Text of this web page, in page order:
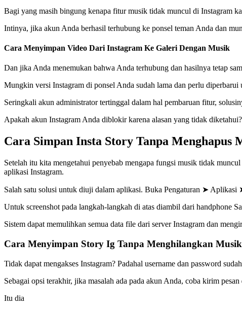
Bagi yang masih bingung kenapa fitur musik tidak muncul di Instagram
Intinya, jika akun Anda berhasil terhubung ke ponsel teman Anda dan
Cara Menyimpan Video Dari Instagram Ke Galeri Dengan Musik
Dan jika Anda menemukan bahwa Anda terhubung dan hasilnya tetap
Mungkin versi Instagram di ponsel Anda sudah lama dan perlu
Seringkali akun administrator tertinggal dalam hal pembaruan fitur,
Apakah akun Instagram Anda diblokir karena alasan yang tidak
Cara Simpan Insta Story Tanpa Menghapus
Setelah itu kita mengetahui penyebab mengapa fungsi musik tidak
aplikasi Instagram.
Salah satu solusi untuk diuji dalam aplikasi. Buka Pengaturan ➤
Untuk screenshot pada langkah-langkah di atas diambil dari handphone
Sistem dapat memulihkan semua data file dari server Instagram dan
Cara Menyimpan Story Ig Tanpa Menghilangkan Musik
Tidak dapat mengakses Instagram? Padahal username dan password
Sebagai opsi terakhir, jika masalah ada pada akun Anda, coba kirim
Itu dia